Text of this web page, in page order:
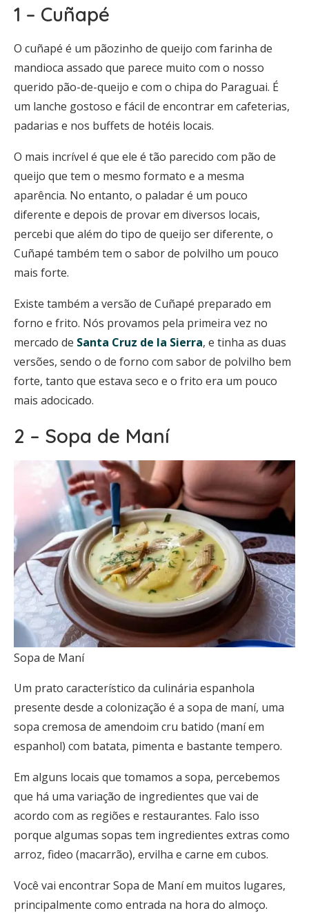
1 – Cuñapé
O cuñapé é um pãozinho de queijo com farinha de
mandioca assado que parece muito com o nosso
querido pão-de-queijo e com o chipa do Paraguai. É
um lanche gostoso e fácil de encontrar em cafeterias,
padarias e nos buffets de hotéis locais.
O mais incrível é que ele é tão parecido com pão de
queijo que tem o mesmo formato e a mesma
aparência. No entanto, o paladar é um pouco
diferente e depois de provar em diversos locais,
percebi que além do tipo de queijo ser diferente, o
Cuñapé também tem o sabor de polvilho um pouco
mais forte.
Existe também a versão de Cuñapé preparado em
forno e frito. Nós provamos pela primeira vez no
mercado de Santa Cruz de la Sierra, e tinha as duas
versões, sendo o de forno com sabor de polvilho bem
forte, tanto que estava seco e o frito era um pouco
mais adocicado.
2 – Sopa de Maní
Sopa de Maní
Um prato característico da culinária espanhola
presente desde a colonização é a sopa de maní, uma
sopa cremosa de amendoim cru batido (maní em
espanhol) com batata, pimenta e bastante tempero.
Em alguns locais que tomamos a sopa, percebemos
que há uma variação de ingredientes que vai de
acordo com as regiões e restaurantes. Falo isso
porque algumas sopas tem ingredientes extras como
arroz, fideo (macarrão), ervilha e carne em cubos.
Você vai encontrar Sopa de Maní em muitos lugares,
principalmente como entrada na hora do almoço.